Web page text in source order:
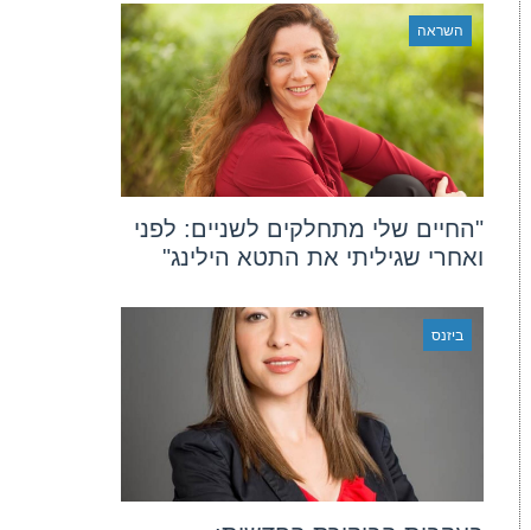
השראה
"החיים שלי מתחלקים לשניים: לפני
ואחרי שגיליתי את התטא הילינג"
ביזנס